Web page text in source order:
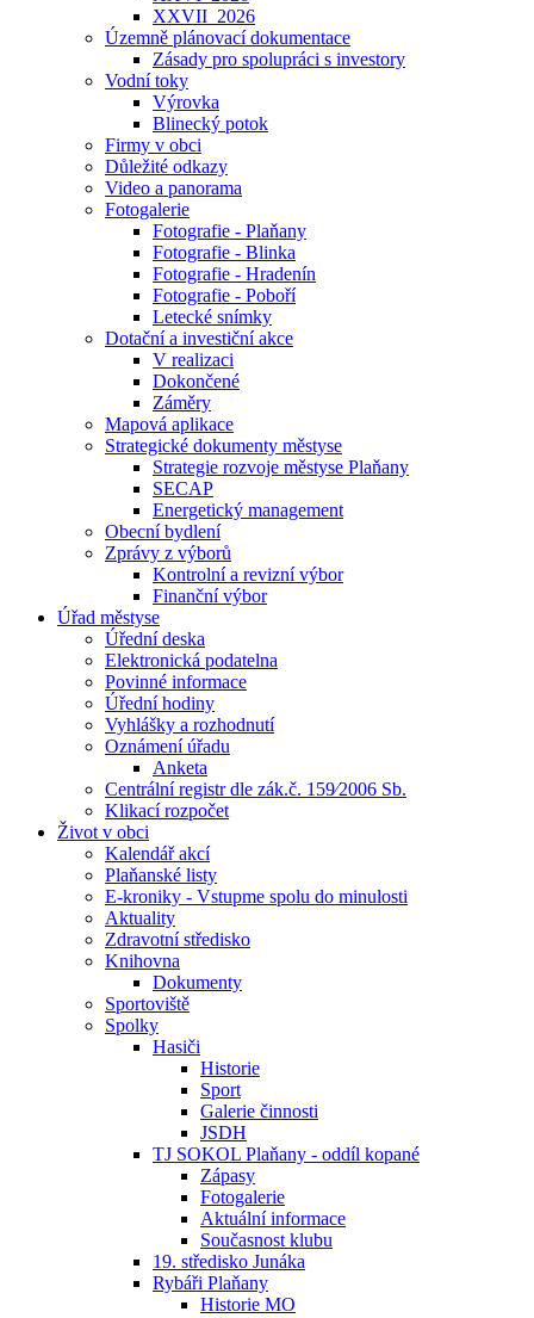
XXVII_2026
Územně plánovací dokumentace
Zásady pro spolupráci s investory
Vodní toky
Výrovka
Blinecký potok
Firmy v obci
Důležité odkazy
Video a panorama
Fotogalerie
Fotografie - Plaňany
Fotografie - Blinka
Fotografie - Hradenín
Fotografie - Poboří
Letecké snímky
Dotační a investiční akce
V realizaci
Dokončené
Záměry
Mapová aplikace
Strategické dokumenty městyse
Strategie rozvoje městyse Plaňany
SECAP
Energetický management
Obecní bydlení
Zprávy z výborů
Kontrolní a revizní výbor
Finanční výbor
Úřad městyse
Úřední deska
Elektronická podatelna
Povinné informace
Úřední hodiny
Vyhlášky a rozhodnutí
Oznámení úřadu
Anketa
Centrální registr dle zák.č. 159⁄2006 Sb.
Klikací rozpočet
Život v obci
Kalendář akcí
Plaňanské listy
E-kroniky - Vstupme spolu do minulosti
Aktuality
Zdravotní středisko
Knihovna
Dokumenty
Sportoviště
Spolky
Hasiči
Historie
Sport
Galerie činnosti
JSDH
TJ SOKOL Plaňany - oddíl kopané
Zápasy
Fotogalerie
Aktuální informace
Současnost klubu
19. středisko Junáka
Rybáři Plaňany
Historie MO